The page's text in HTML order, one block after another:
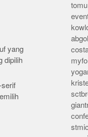
yang
dipilih